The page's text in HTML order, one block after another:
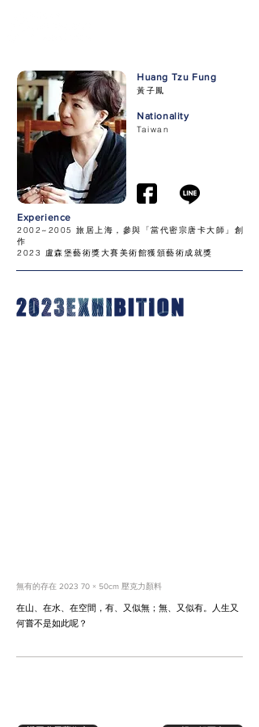
Huang Tzu Fung
黃子鳳
Nationality
Taiwan
Experience
2002~2005 旅居上海，參與「當代密宗唐卡大師」創
作
2023 盧森堡藝術獎大賽美術館獲頒藝術成就獎
無有的存在 2023 70 × 50cm 壓克力顏料
在山、在水、在空間，有、又似無；無、又似有。人生又
何嘗不是如此呢？